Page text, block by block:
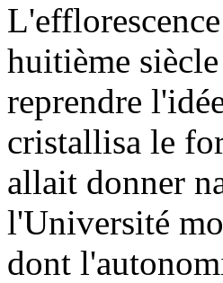
huitième
reprendre
cristallisa le
allait donner
l'Université
dont